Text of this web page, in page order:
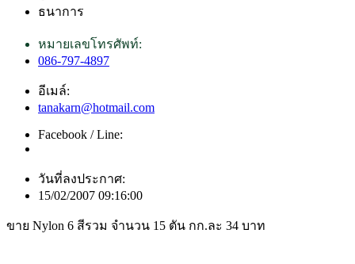
ธนาการ
หมายเลขโทรศัพท์:
086-797-4897
อีเมล์:
tanakarn@hotmail.com
Facebook / Line:
วันที่ลงประกาศ:
15/02/2007 09:16:00
ขาย Nylon 6 สีรวม จำนวน 15 ตัน กก.ละ 34 บาท